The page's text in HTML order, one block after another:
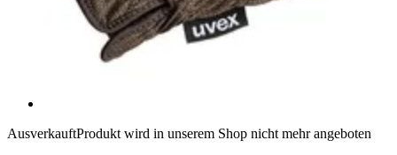
AusverkauftProdukt wird in unserem Shop nicht mehr angeboten